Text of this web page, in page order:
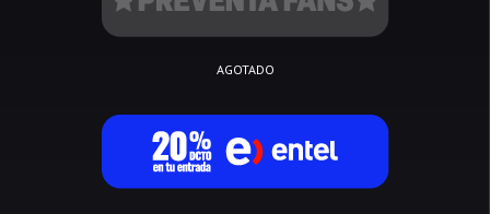
AGOTADO